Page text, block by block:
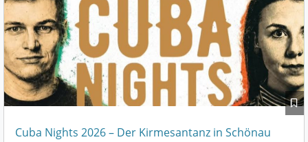
Cuba Nights 2026 – Der Kirmesantanz in Schönau